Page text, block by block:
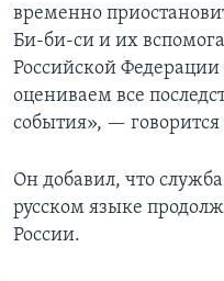
временно
Би-би-си и их
Российской
оцениваем все
события», —
Он добавил, что
русском языке
России.